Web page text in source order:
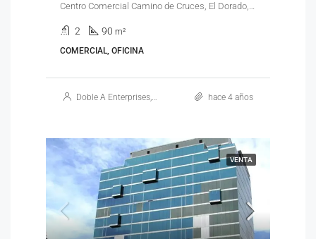
Centro Comercial Camino de Cruces, El Dorado, Planta Baja, Local 30
2 90 m²
COMERCIAL, OFICINA
Doble A Enterprises, S.A. hace 4 años
VENTA